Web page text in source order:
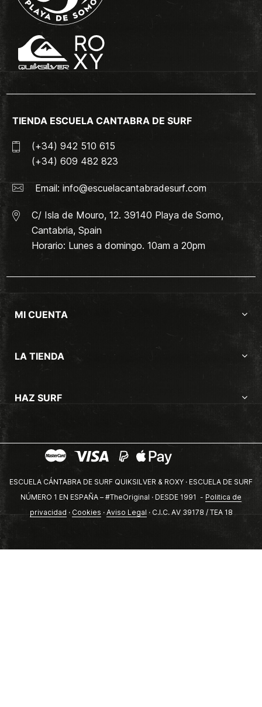
TIENDA ESCUELA CANTABRA DE SURF
(+34) 942 510 615
(+34) 609 482 823
Email: info@escuelacantabradesurf.com
C/ Isla de Mouro, 12. 39140 Playa de Somo,
Cantabria, Spain
Horario: Lunes a domingo. 10am a 20pm
MI CUENTA
LA TIENDA
HAZ SURF
ESCUELA CÁNTABRA DE SURF QUIKSILVER & ROXY · ESCUELA DE SURF
NÚMERO 1 EN ESPAÑA – #TheOriginal · DESDE 1991 - Politica de
privacidad · Cookies · Aviso Legal · C.I.C. AV 39178 / TEA 18